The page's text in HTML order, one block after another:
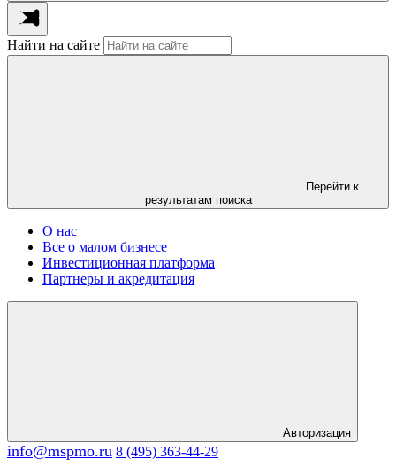
Найти на сайте
Перейти к
результатам поиска
О нас
Все о малом бизнесе
Инвестиционная платформа
Партнеры и акредитация
Авторизация
info@mspmo.ru 8 (495) 363-44-29